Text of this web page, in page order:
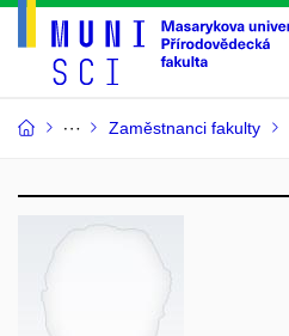
Zaměstnanci fakulty